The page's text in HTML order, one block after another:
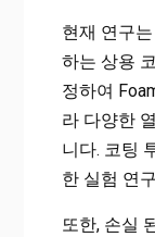
현재 연구
하는 상용
정하여
라 다양한
니다. 코팅
한 실험 연
또한, 손실